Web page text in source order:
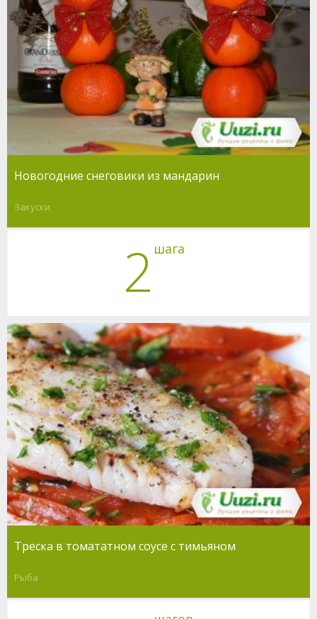
Новогодние снеговики из мандарин
Закуски
2 шага
Треска в томататном соусе с тимьяном
Рыба